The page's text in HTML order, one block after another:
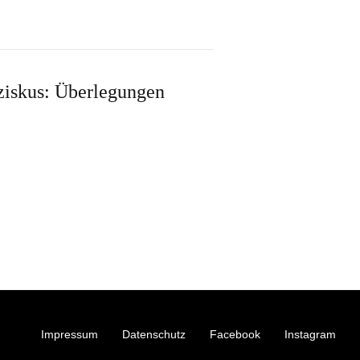
Überlegungen
Facebook Instagram
Impressum Datenschutz